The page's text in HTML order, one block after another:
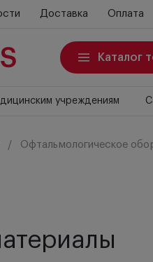
Доставка Оплата
Каталог
учреждениям
Офтальмологическое